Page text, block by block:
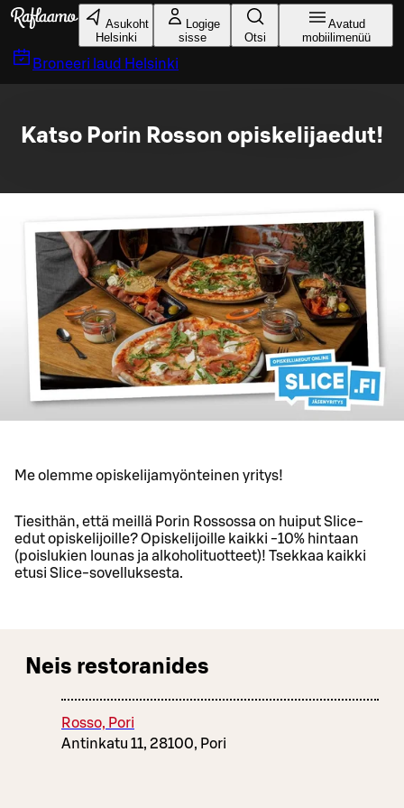
Liigu peamise sisu juurde
Asukoht
Helsinki
Logige
sisse
Otsi
Avatud
mobiilimenüü
Broneeri laud Helsinki
Katso Porin Rosson opiskelijaedut!
Me olemme opiskelijamyönteinen yritys!
Tiesithän, että meillä Porin Rossossa on huiput Slice-
edut opiskelijoille? Opiskelijoille kaikki -10% hintaan
(poislukien lounas ja alkoholituotteet)! Tsekkaa kaikki
etusi Slice-sovelluksesta.
Neis restoranides
Rosso, Pori
Antinkatu 11, 28100, Pori